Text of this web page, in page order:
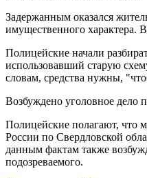
Задержанным оказался
имущественного характера.
Полицейские начали
использовавший старую
словам, средства нужны,
Возбуждено уголовное дело
Полицейские полагают, что
России по Свердловской
данным фактам также
подозреваемого.